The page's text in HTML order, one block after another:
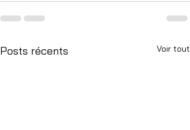
Posts récents Voir tout